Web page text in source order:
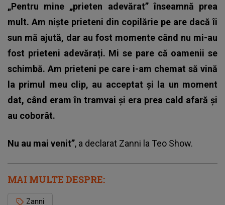
„Pentru mine „prieten adevărat” înseamnă prea
mult. Am niște prieteni din copilărie pe are dacă îi
sun mă ajută, dar au fost momente când nu mi-au
fost prieteni adevărați. Mi se pare că oamenii se
schimbă. Am prieteni pe care i-am chemat să vină
la primul meu clip, au acceptat și la un moment
dat, când eram în tramvai și era prea cald afară și
au coborât.
Nu au mai venit”, a declarat Zanni la Teo Show.
MAI MULTE DESPRE:
Zanni